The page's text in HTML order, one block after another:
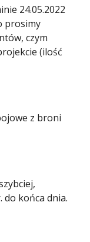
24.05.2022
prosimy
czym
(ilość
z broni
do końca dnia.